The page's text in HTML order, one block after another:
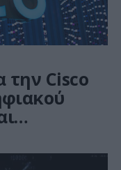
την Cisco
στη